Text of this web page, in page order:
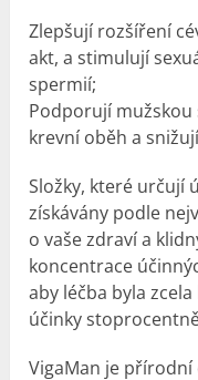
Zlepšují rozšíření
akt, a stimulují
spermií;
Podporují
krevní oběh a
Složky, které určují
získávány podle
o vaše zdraví a
koncentrace
aby léčba byla
účinky
VigaMan je přírodní